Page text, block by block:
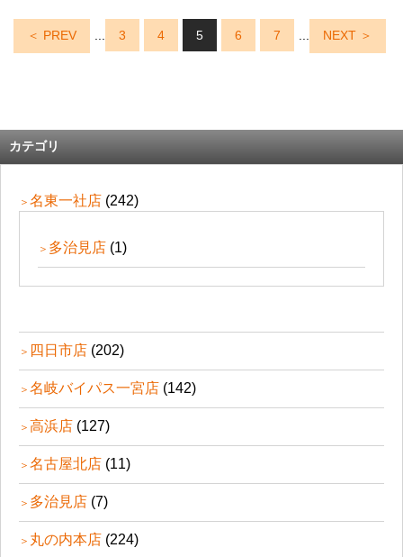
＜ PREV 3 4 5 6 7 NEXT ＞
カテゴリ
名東一社店 (242)
多治見店 (1)
四日市店 (202)
名岐バイパス一宮店 (142)
高浜店 (127)
名古屋北店 (11)
多治見店 (7)
丸の内本店 (224)